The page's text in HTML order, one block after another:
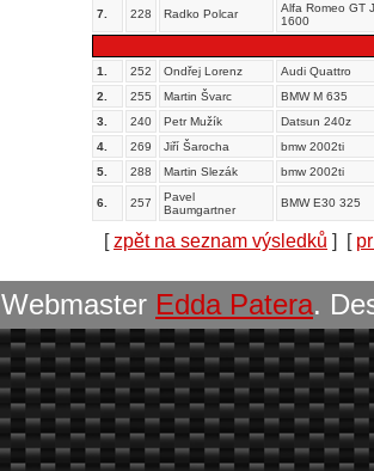
7. 228 Radko Polcar
Alfa Romeo GT
1600
1. 252 Ondřej Lorenz
Audi Quattro
2.
255 Martin Švarc
BMW M 635
3.
240 Petr Mužík
Datsun 240z
4.
269 Jiří Šarocha
bmw 2002ti
5.
288 Martin Slezák bmw 2002ti
6. 257
Pavel
Baumgartner
BMW E30 325
[zpět na seznam výsledků ] [
Webmaster Edda Patera.